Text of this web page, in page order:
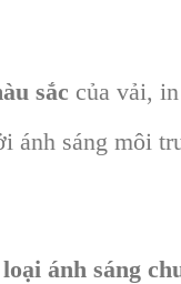
sắc của vải,
ánh sáng môi
ánh sáng